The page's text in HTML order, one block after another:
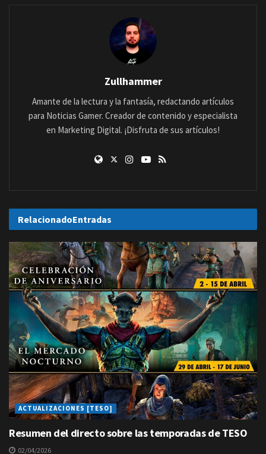
Zullhammer
Amante de la lectura y la fantasía, redactando artículos
para Noticias Gamer. Creador de contenido y especialista
en Marketing Digital. ¡Disfruta de sus artículos!
RelacionadoEntradas
ACTUALIZACIONES [TESO]
Resumen del directo sobre las temporadas de TESO
02/04/2026